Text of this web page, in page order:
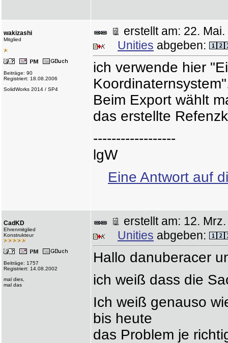
wakizashi
Mitglied
Beiträge: 90
Registriert: 18.08.2006
SolidWorks 2014 / SP4
erstellt am: 22.
Unities abgeben:
ich verwende hier
Beim Export wählt
das erstellte
------------------
lgW
Eine Antwort auf
CadKD
Ehrenmitglied
Konstrukteur
Beiträge: 1757
Registriert: 14.08.2002
mal dies,
mal das
erstellt am: 12.
Unities abgeben:
Hallo danuberacer
ich weiß dass die
Ich weiß genauso
bis heute
das Problem je